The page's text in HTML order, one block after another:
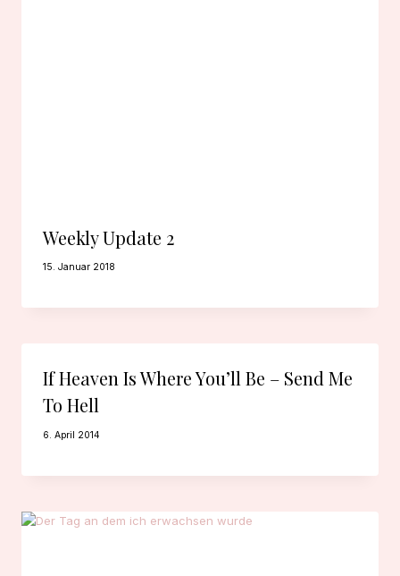
Weekly Update 2
15. Januar 2018
If Heaven Is Where You’ll Be – Send Me
To Hell
6. April 2014